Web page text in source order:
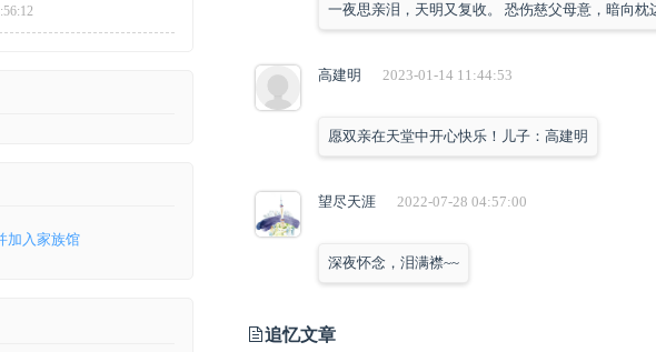
加入家族馆
一夜思亲泪，天明又复收。 恐伤慈父母意，暗向枕
高建明 2023-01-14 11:44:53
愿双亲在天堂中开心快乐！儿子：高建明
望尽天涯 2022-07-28 04:57:00
深夜怀念，泪满襟~~
追忆文章